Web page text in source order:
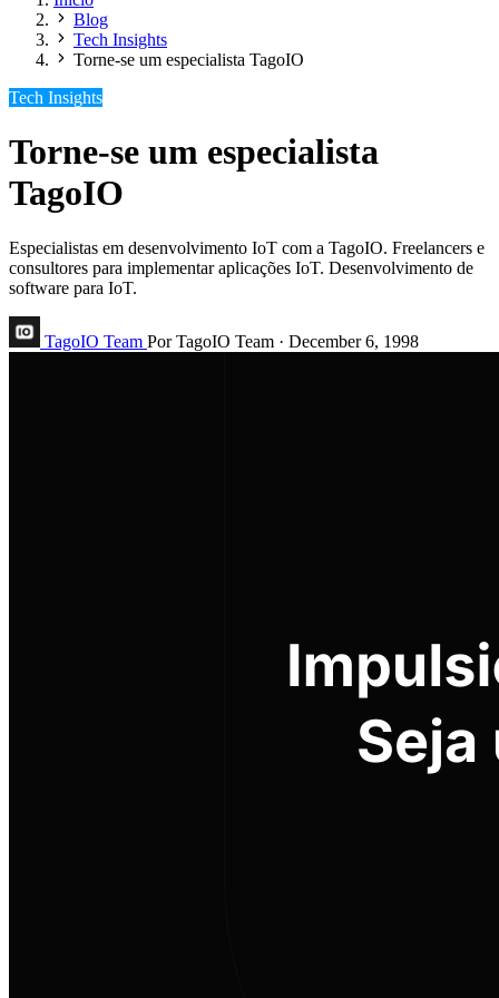
Blog
Tech Insights
Torne-se um especialista TagoIO
Tech Insights
Torne-se um especialista
TagoIO
Especialistas em desenvolvimento IoT com a TagoIO. Freelancers e
consultores para implementar aplicações IoT. Desenvolvimento de
software para IoT.
TagoIO Team Por TagoIO Team · December 6, 1998